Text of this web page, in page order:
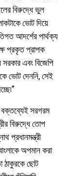
বিরুদ্ধে ভুল
ভোট দিয়ে
আদর্শের পার্থক্য
প্রকৃত প্রাপক
এবং বিজেপি
ভোট দেননি, সেই
বক্তব্যেই সরগরম
বিরুদ্ধে তোপ
প্রধানমন্ত্রী
অপমান করা
ঠাকুরকে ছোট